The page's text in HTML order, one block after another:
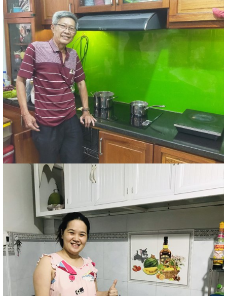
+ Tính năng dừng bếp tạm thời Pause:giúp người dùng
có thể tạm dừng chế độ nấu nướng mà không cần phải tắt
bếp hay khởi động lại chương trình nấu.
Bếp còn tích hợp thêm chức năng:
GIÃ ĐÔNG - Ủ ẤM -
RÁNmặc định riêng công suất riêng cho các món nấu, giúp
tiết kiệm điện mà món ăn lại ngon hơn.
3. BẾP TỪ MUNCHEN ĐA DẠNG
VỀ MẪU MÃ KHÔNG?
Điểm đáng chú ý của thương hiệu Munchen này là: Hãng
không ngừng sản xuất đổi mới để cho ra thị trường rất nhiều
mẫu mã, xuất xứ, giá thành đa dạng phong phú để người
dùng dễ lựa chọn nhất với nhu cầu của gia đình mình. Từ
các dòng bếp nhập khẩu Đức, Ý, Tây Ban Nha, Malaysia
đến các dòng bếp từ đôi, bếp từ 3 vùng nấu thích hợp cho
mọi bàn đá phòng bếp các hộ gia đình tại Việt Nam.
4. MODEL BẾP TỪ MUNCHEN
BÁN CHẠY NHẤT HIỆN NAY